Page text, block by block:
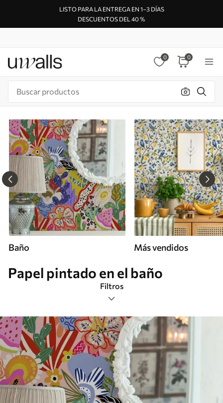
LISTO PARA LA ENTREGA EN 1–3 DÍAS
DESCUENTOS DEL 40 %
0 0
Baño Más vendidos
Papel pintado en el baño
Filtros
Etiquetas
Más popular
Borrar todos los filtros